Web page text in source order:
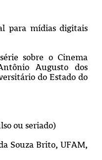
para mídias digitais
sobre o Cinema
Augusto dos
do Estado do
ou seriado)
Souza Brito, UFAM,